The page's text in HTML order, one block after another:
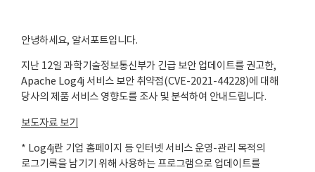
안녕하세요, 알서포트입니다.
지난 12일 과학기술정보통신부가 긴급 보안 업데이트를 권고한,
Apache Log4j 서비스 보안 취약점(CVE-2021-44228)에 대해
당사의 제품 서비스 영향도를 조사 및 분석하여 안내드립니다.
보도자료 보기
* Log4j란 기업 홈페이지 등 인터넷 서비스 운영-관리 목적의
로그기록을 남기기 위해 사용하는 프로그램으로 업데이트를